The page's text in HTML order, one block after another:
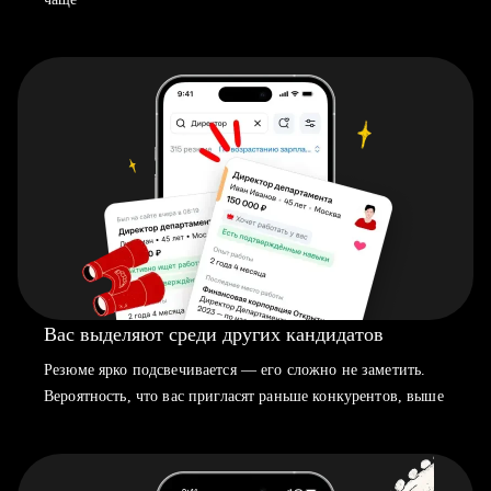
Вас выделяют среди других кандидатов
Резюме ярко подсвечивается — его сложно не заметить.
Вероятность, что вас пригласят раньше конкурентов, выше